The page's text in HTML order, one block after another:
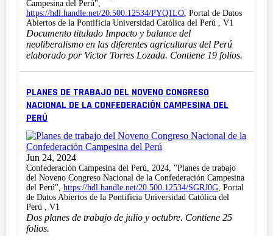
Campesina del Perú",
https://hdl.handle.net/20.500.12534/PYQ1LO, Portal de Datos
Abiertos de la Pontificia Universidad Católica del Perú , V1
Documento titulado Impacto y balance del
neoliberalismo en las diferentes agriculturas del Perú
elaborado por Victor Torres Lozada. Contiene 19 folios.
PLANES DE TRABAJO DEL NOVENO CONGRESO
NACIONAL DE LA CONFEDERACIÓN CAMPESINA DEL
PERÚ
Jun 24, 2024
Confederación Campesina del Perú, 2024, "Planes de trabajo
del Noveno Congreso Nacional de la Confederación Campesina
del Perú", https://hdl.handle.net/20.500.12534/SGRJ0G, Portal
de Datos Abiertos de la Pontificia Universidad Católica del
Perú , V1
Dos planes de trabajo de julio y octubre. Contiene 25
folios.